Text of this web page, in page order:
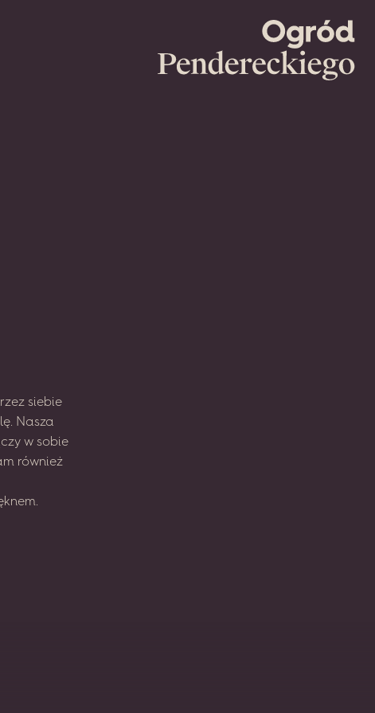
siebie
Nasza
w sobie
również